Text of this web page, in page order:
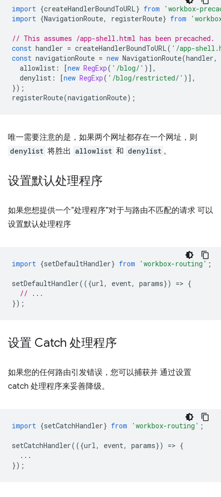
import {createHandlerBoundToURL} from
'workbox-
import {NavigationRoute, registerRoute} from
// This assumes /app-shell.html has been precached.
const handler = createHandlerBoundToURL( '/app-
const navigationRoute = new NavigationRoute(handler,
allowlist : [new RegExp( '/blog/' )],
denylist : [new RegExp( '/blog/restricted/' )],
});
registerRoute(navigationRoute);
唯一需要注意的是，如果两个网址都存在一个网址，则
denylist 将胜出 allowlist 和 denylist 。
设置默认处理程序
如果您想提供一个“处理程序”对于与路由不匹配的请求 可以
设置默认处理程序
import {setDefaultHandler} from 'workbox-routing' ;
setDefaultHandler(({url, event, params}) => {
// ...
});
设置 Catch 处理程序
如果您的任何路由引发错误，您可以捕获并 通过设置
catch 处理程序来妥善降级。
import {setCatchHandler} from 'workbox-routing' ;
setCatchHandler(({url, event, params}) => {
...
});